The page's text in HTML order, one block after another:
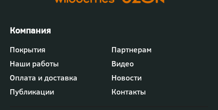
Футер
-
меню
"Компания"
Покрытия
Партнерам
Наши работы
Видео
Оплата и доставка
Новости
Публикации
Контакты